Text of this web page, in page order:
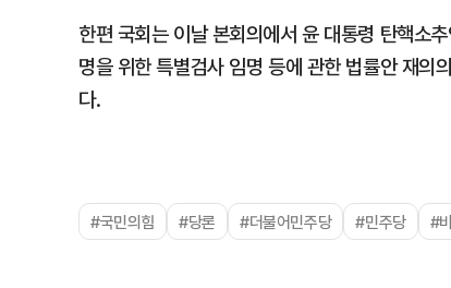
한편 국회는 이날 본회의에서 윤 대통령 탄핵소
명을 위한 특별검사 임명 등에 관한 법률안 재
다.
#국민의힘 #당론 #더불어민주당 #민주당 #